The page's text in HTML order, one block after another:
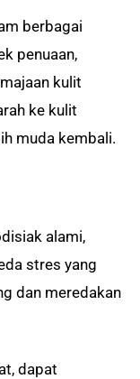
berbagai
penuaan,
kulit
ke kulit
muda kembali.
alami,
stres yang
dan meredakan
dapat